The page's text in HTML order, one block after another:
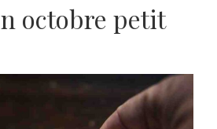
octobre petit